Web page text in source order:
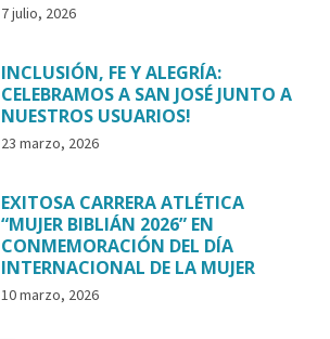
7 julio, 2026
INCLUSIÓN, FE Y ALEGRÍA:
CELEBRAMOS A SAN JOSÉ JUNTO A
NUESTROS USUARIOS!
23 marzo, 2026
EXITOSA CARRERA ATLÉTICA
“MUJER BIBLIÁN 2026” EN
CONMEMORACIÓN DEL DÍA
INTERNACIONAL DE LA MUJER
10 marzo, 2026